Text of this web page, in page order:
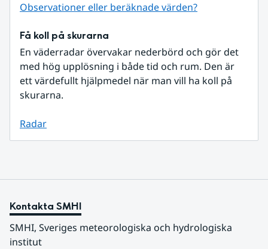
Observationer eller beräknade värden?
Få koll på skurarna
En väderradar övervakar nederbörd och gör det
med hög upplösning i både tid och rum. Den är
ett värdefullt hjälpmedel när man vill ha koll på
skurarna.
Radar
Kontakta SMHI
SMHI, Sveriges meteorologiska och hydrologiska
institut